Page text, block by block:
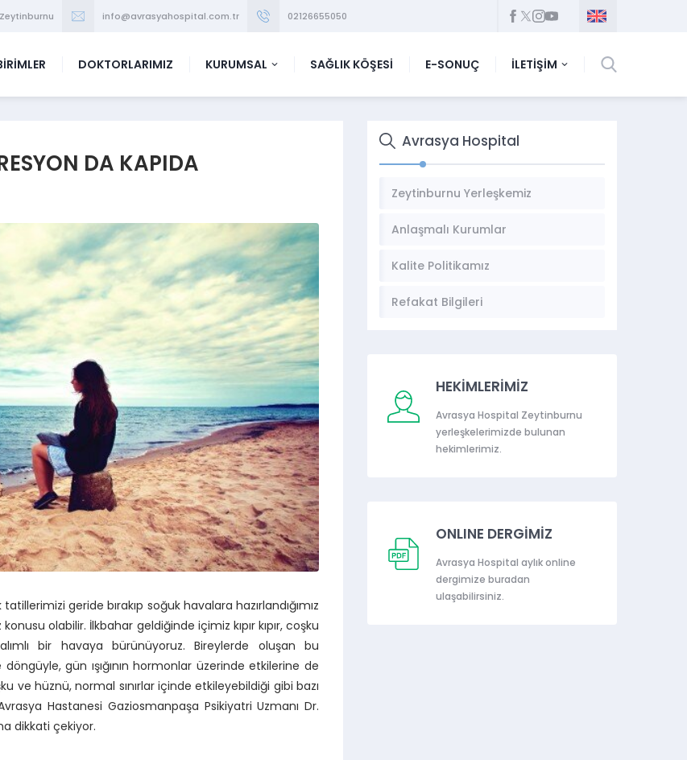
info@avrasyahospital.com.tr 02126655050
DOKTORLARIMIZ KURUMSAL SAĞLIK KÖŞESİ E-SONUÇ İLETİŞİM
DA KAPIDA
geride bırakıp soğuk havalara hazırlandığımız
olabilir. İlkbahar geldiğinde içimiz kıpır kıpır, coşku
bir havaya bürünüyoruz. Bireylerde oluşan bu
gün ışığının hormonlar üzerinde etkilerine de
hüznü, normal sınırlar içinde etkileyebildiği gibi bazı
Hastanesi Gaziosmanpaşa Psikiyatri Uzmanı Dr.
dikkati çekiyor.
Avrasya Hospital
Zeytinburnu Yerleşkemiz
Anlaşmalı Kurumlar
Kalite Politikamız
Refakat Bilgileri
HEKİMLERİMİZ
Avrasya Hospital Zeytinburnu
yerleşkelerimizde bulunan
hekimlerimiz.
ONLINE DERGİMİZ
Avrasya Hospital aylık online
dergimize buradan
ulaşabilirsiniz.